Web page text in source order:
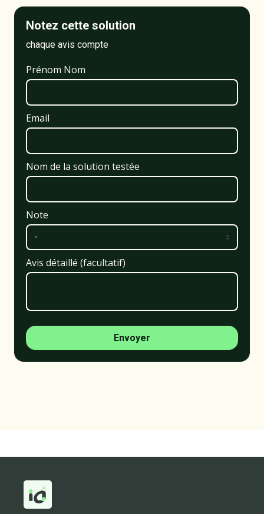
Notez cette solution
chaque avis compte
Prénom Nom
Email
Nom de la solution testée
Note
Avis détaillé (facultatif)
Envoyer